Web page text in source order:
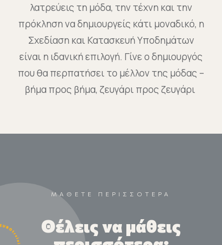
λατρεύεις τη μόδα, την τέχνη και την
πρόκληση να δημιουργείς κάτι μοναδικό, η
Σχεδίαση και Κατασκευή Υποδημάτων
είναι η ιδανική επιλογή. Γίνε ο δημιουργός
που θα περπατήσει το μέλλον της μόδας –
βήμα προς βήμα, ζευγάρι προς ζευγάρι
ΜΑΘΕΤΕ ΠΕΡΙΣΣΟΤΕΡΑ
Θέλεις να μάθεις